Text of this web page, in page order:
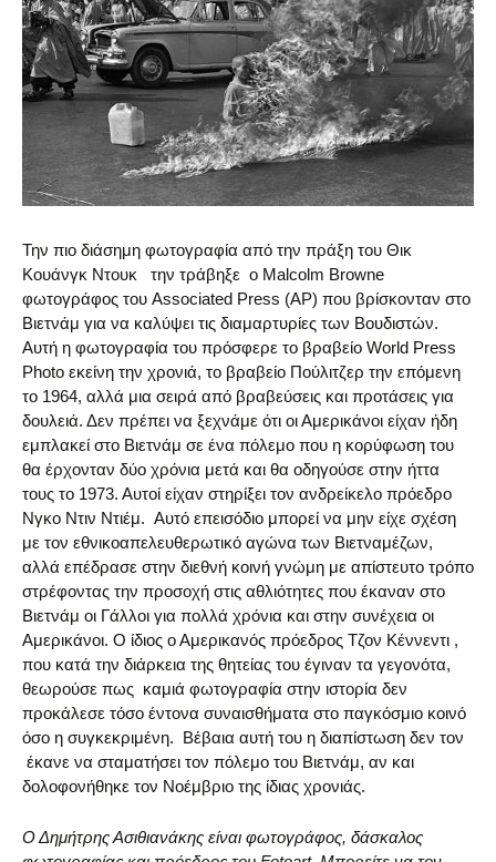
Την πιο διάσημη φωτογραφία από την πράξη του Θικ
Κουάνγκ Ντουκ την τράβηξε ο Malcolm Browne
φωτογράφος του Associated Press (AP) που βρίσκονταν στο
Βιετνάμ για να καλύψει τις διαμαρτυρίες των Βουδιστών.
Αυτή η φωτογραφία του πρόσφερε το βραβείο World Press
Photo εκείνη την χρονιά, το βραβείο Πούλιτζερ την επόμενη
το 1964, αλλά μια σειρά από βραβεύσεις και προτάσεις για
δουλειά. Δεν πρέπει να ξεχνάμε ότι οι Αμερικάνοι είχαν ήδη
εμπλακεί στο Βιετνάμ σε ένα πόλεμο που η κορύφωση του
θα έρχονταν δύο χρόνια μετά και θα οδηγούσε στην ήττα
τους το 1973. Αυτοί είχαν στηρίξει τον ανδρείκελο πρόεδρο
Νγκο Ντιν Ντιέμ. Αυτό επεισόδιο μπορεί να μην είχε σχέση
με τον εθνικοαπελευθερωτικό αγώνα των Βιετναμέζων,
αλλά επέδρασε στην διεθνή κοινή γνώμη με απίστευτο τρόπο
στρέφοντας την προσοχή στις αθλιότητες που έκαναν στο
Βιετνάμ οι Γάλλοι για πολλά χρόνια και στην συνέχεια οι
Αμερικάνοι. Ο ίδιος ο Αμερικανός πρόεδρος Τζον Κέννεντι ,
που κατά την διάρκεια της θητείας του έγιναν τα γεγονότα,
θεωρούσε πως καμιά φωτογραφία στην ιστορία δεν
προκάλεσε τόσο έντονα συναισθήματα στο παγκόσμιο κοινό
όσο η συγκεκριμένη. Βέβαια αυτή του η διαπίστωση δεν τον
έκανε να σταματήσει τον πόλεμο του Βιετνάμ, αν και
δολοφονήθηκε τον Νοέμβριο της ίδιας χρονιάς.
Ο Δημήτρης Ασιθιανάκης είναι φωτογράφος, δάσκαλος